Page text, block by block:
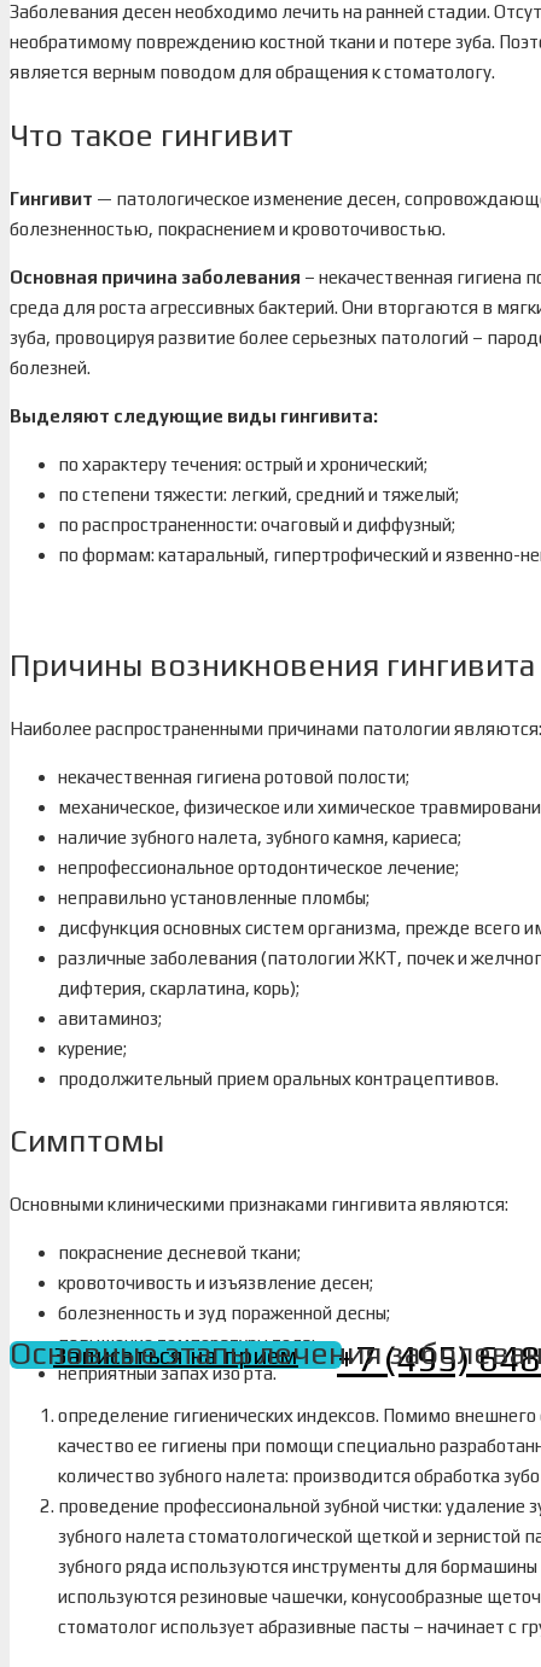
Заболевания десен необходимо лечить на ранней стадии.
необратимому повреждению костной ткани и потере зуба.
является верным поводом для обращения к стоматологу.
Что такое гингивит
Гингивит — патологическое изменение десен,
болезненностью, покраснением и кровоточивостью.
Основная причина заболевания – некачественная гигиена
среда для роста агрессивных бактерий. Они вторгаются в
зуба, провоцируя развитие более серьезных патологий –
болезней.
Выделяют следующие виды гингивита:
по характеру течения: острый и хронический;
по степени тяжести: легкий, средний и тяжелый;
по распространенности: очаговый и диффузный;
по формам: катаральный, гипертрофический и язвенно-
Причины возникновения гингивита
Наиболее распространенными причинами патологии являются:
некачественная гигиена ротовой полости;
механическое, физическое или химическое
наличие зубного налета, зубного камня, кариеса;
непрофессиональное ортодонтическое лечение;
неправильно установленные пломбы;
дисфункция основных систем организма, прежде всего
различные заболевания (патологии ЖКТ, почек и
дифтерия, скарлатина, корь);
авитаминоз;
курение;
продолжительный прием оральных контрацептивов.
Симптомы
Основными клиническими признаками гингивита являются:
покраснение десневой ткани;
кровоточивость и изъязвление десен;
болезненность и зуд пораженной десны;
повышение температуры тела;
неприятный запах изо рта.
Записаться на прием +7 (495)
Основные этапы лечения
определение гигиенических индексов. Помимо
качество ее гигиены при помощи специально
количество зубного налета: производится обработка
проведение профессиональной зубной чистки: удаление
зубного налета стоматологической щеткой и зернистой
зубного ряда используются инструменты для
используются резиновые чашечки, конусообразные
стоматолог использует абразивные пасты – начинает с